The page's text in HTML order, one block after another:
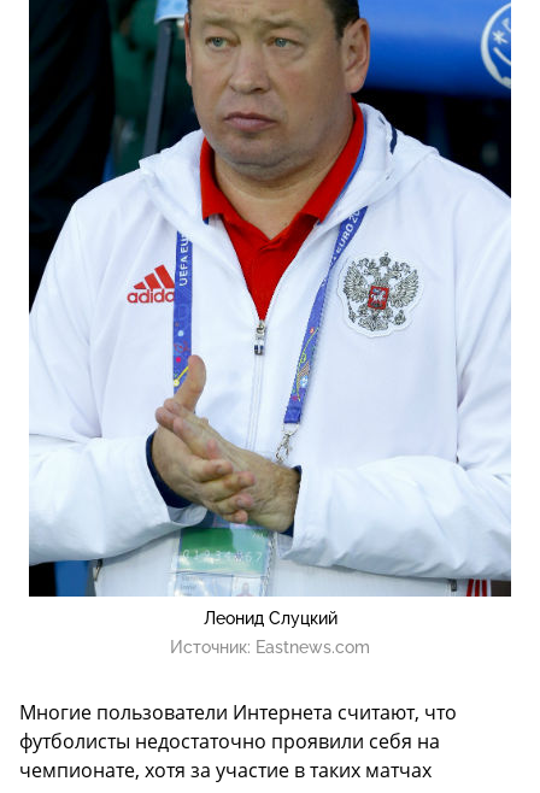
Леонид Слуцкий
Источник: Eastnews.com
Многие пользователи Интернета считают, что
футболисты недостаточно проявили себя на
чемпионате, хотя за участие в таких матчах